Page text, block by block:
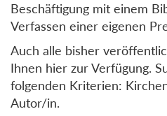
Beschäftigung mit einem
Verfassen einer eigenen
Auch alle bisher
Ihnen hier zur Verfügung.
folgenden Kriterien:
Autor/in.